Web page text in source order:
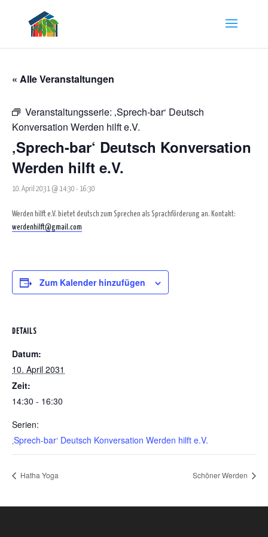
« Alle Veranstaltungen
Veranstaltungsserie: ‚Sprech-bar‘ Deutsch
Konversation Werden hilft e.V.
‚Sprech-bar‘ Deutsch Konversation
Werden hilft e.V.
10. April 2031 @ 14:30 - 16:30
Werden hilft e.V. bietet deutsch zum Sprechen als Sprachförderung an. Kontakt:
werdenhilft@gmail.com
Zum Kalender hinzufügen
DETAILS
Datum:
10. April 2031
Zeit:
14:30 - 16:30
Serien:
‚Sprech-bar‘ Deutsch Konversation Werden hilft e.V.
Hatha Yoga Schöner Werden